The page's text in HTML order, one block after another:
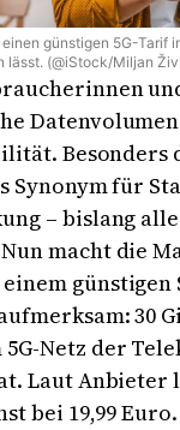
günstigen 5G-Tarif
lässt. (@iStock/Miljan
Besonders
Synonym für
– bislang
macht die
günstigen
30
Netz der
Laut Anbieter
bei 19,99 Euro.